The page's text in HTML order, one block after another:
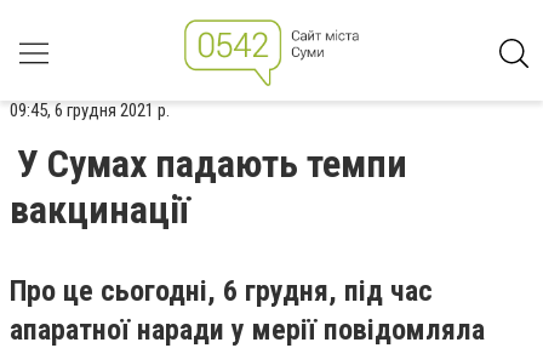
09:45, 6 грудня 2021 р.
У Сумах падають темпи
вакцинації
Про це сьогодні, 6 грудня, під час
апаратної наради у мерії повідомляла